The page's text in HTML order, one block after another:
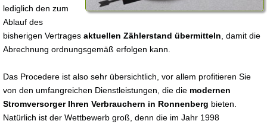
lediglich den zum
Ablauf des
bisherigen Vertrages aktuellen Zählerstand übermitteln , damit die
Abrechnung ordnungsgemäß erfolgen kann.
Das Procedere ist also sehr übersichtlich, vor allem profitieren Sie
von den umfangreichen Dienstleistungen, die die modernen
Stromversorger Ihren Verbrauchern in Ronnenberg bieten.
Natürlich ist der Wettbewerb groß, denn die im Jahr 1998